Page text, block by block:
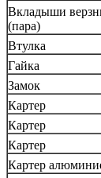
Вкладыши
(пара)
Втулка
Гайка
Замок
Картер
Картер
Картер
Картер